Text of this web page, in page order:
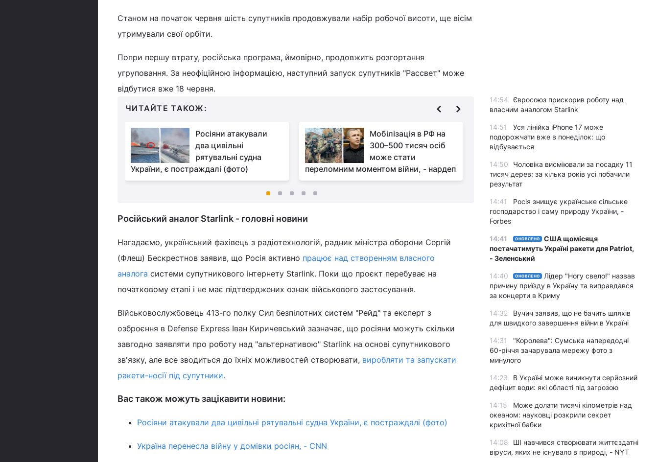
Станом на початок червня шість супутників продовжували набір робочої висоти, ще вісім
утримували свої орбіти.
Попри першу втрату, російська програма, ймовірно, продовжить розгортання
угруповання. За неофіційною інформацією, наступний запуск супутників "Рассвет" може
відбутися вже 18 червня.
ЧИТАЙТЕ ТАКОЖ:
Росіяни атакували
два цивільні
рятувальні судна
України, є постраждалі (фото)
Мобілізація в РФ на
300–500 тисяч осіб
може стати
переломним моментом війни, - нардеп
"Не хочемо бути
відправки військ в Україну
Російський аналог Starlink - головні новини
Нагадаємо, український фахівець з радіотехнологій, радник міністра оборони Сергій
(Флеш) Бескрестнов заявив, що Росія активно працює над створенням власного
аналога системи супутникового інтернету Starlink. Поки що проєкт перебуває на
початковому етапі і не має підтверджених ознак військового застосування.
Військовослужбовець 413-го полку Сил безпілотних систем "Рейд" та експерт з
озброєння в Defense Express Іван Киричевський зазначає, що росіяни можуть скільки
завгодно заявляти про роботу над "альтернативою" Starlink на основі супутникового
зв'язку, але все зводиться до їхніх можливостей створювати, виробляти та запускати
ракети-носії під супутники.
Вас також можуть зацікавити новини:
Росіяни атакували два цивільні рятувальні судна України, є постраждалі (фото)
Україна перенесла війну у домівки росіян, - CNN
14:54
Євросоюз прискорив роботу над
власним аналогом Starlink
14:51
Уся лінійка iPhone 17 може
подорожчати вже в понеділок: що
відбувається
14:50
Чоловіка висміювали за посадку 11
тисяч дерев: за кілька років усі побачили
результат
14:41
Росія знищує українське сільське
господарство і саму природу України, -
Forbes
14:41 ОНОВЛЕНО
США щомісяця
постачатимуть Україні ракети для Patriot,
- Зеленський
14:40 ОНОВЛЕНО
Лідер "Ногу свело!" назвав
причину приїзду в Україну та виправдався
за концерти в Криму
14:32
Вучич заявив, що не бачить шляхів
для швидкого завершення війни в Україні
14:31
"Королева": Сумська напередодні
60-річчя зачарувала мережу фото з
минулого
14:23
В Україні може виникнути серйозний
дефіцит води: які області під загрозою
14:15
Може долати тисячі кілометрів над
океаном: науковці розкрили секрет
крихітної бабки
14:08
ШІ навчився створювати життєздатні
віруси, яких не існувало в природі, - NYT